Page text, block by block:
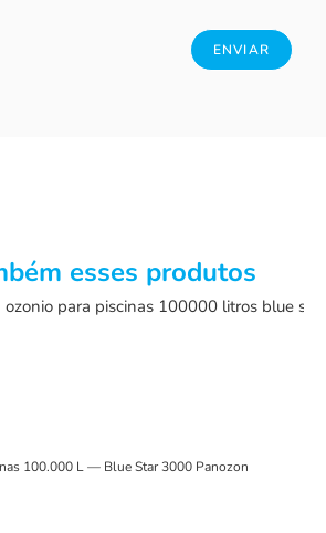
esses produtos
100.000 L — Blue Star 3000 Panozon